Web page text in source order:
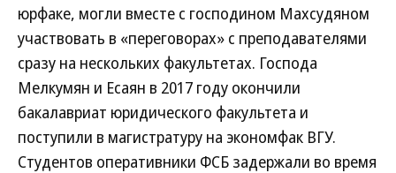
юрфаке, могли вместе с господином Махсудяном
участвовать в «переговорах» с преподавателями
сразу на нескольких факультетах. Господа
Мелкумян и Есаян в 2017 году окончили
бакалавриат юридического факультета и
поступили в магистратуру на экономфак ВГУ.
Студентов оперативники ФСБ задержали во время